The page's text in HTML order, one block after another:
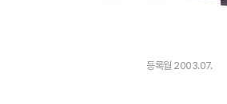
등록월 2003.07.